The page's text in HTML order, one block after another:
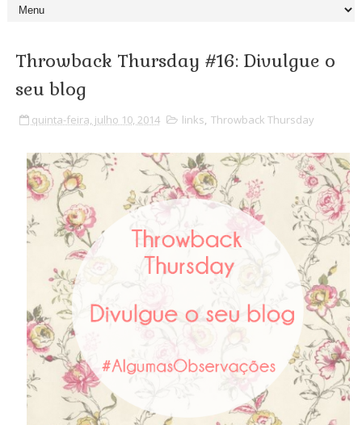
Throwback Thursday #16: Divulgue o
seu blog
quinta-feira, julho 10, 2014 links, Throwback Thursday